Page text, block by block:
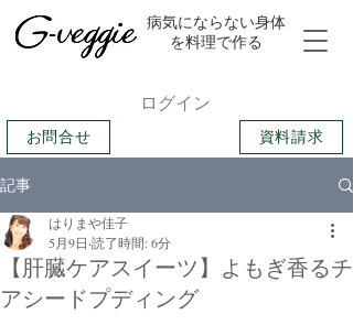
​病気にならない身体
を料理で作る
お問合せ
ログイン
資料請求
記事
【肝臓ケアスイーツ】よもぎ香るチ
アシードプディング
はりまや佳子
5月9日 読了時間: 6分